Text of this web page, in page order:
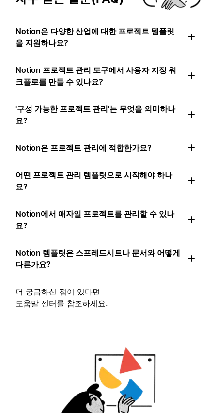
Notion은 다양한 산업에 대한 프로젝트 템플릿
을 지원하나요?
Notion 프로젝트 관리 도구에서 사용자 지정 워
크플로를 만들 수 있나요?
'구성 가능한 프로젝트 관리'는 무엇을 의미하나
요?
Notion은 프로젝트 관리에 적합한가요?
어떤 프로젝트 관리 템플릿으로 시작해야 하나
요?
Notion에서 애자일 프로젝트를 관리할 수 있나
요?
Notion 템플릿은 스프레드시트나 문서와 어떻게
다른가요?
더 궁금하신 점이 있다면
도움말 센터를 참조하세요.